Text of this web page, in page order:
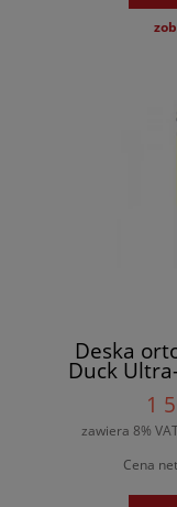
Deska
Duck
1
zawiera 8%
Cena